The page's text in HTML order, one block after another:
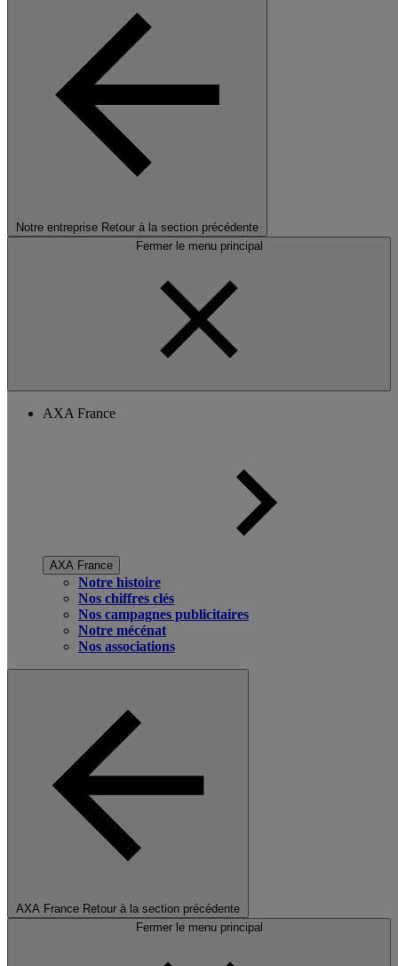
Notre entreprise Retour à la section précédente
Fermer le menu principal
AXA France
AXA France
Notre histoire
Nos chiffres clés
Nos campagnes publicitaires
Notre mécénat
Nos associations
AXA France Retour à la section précédente
Fermer le menu principal